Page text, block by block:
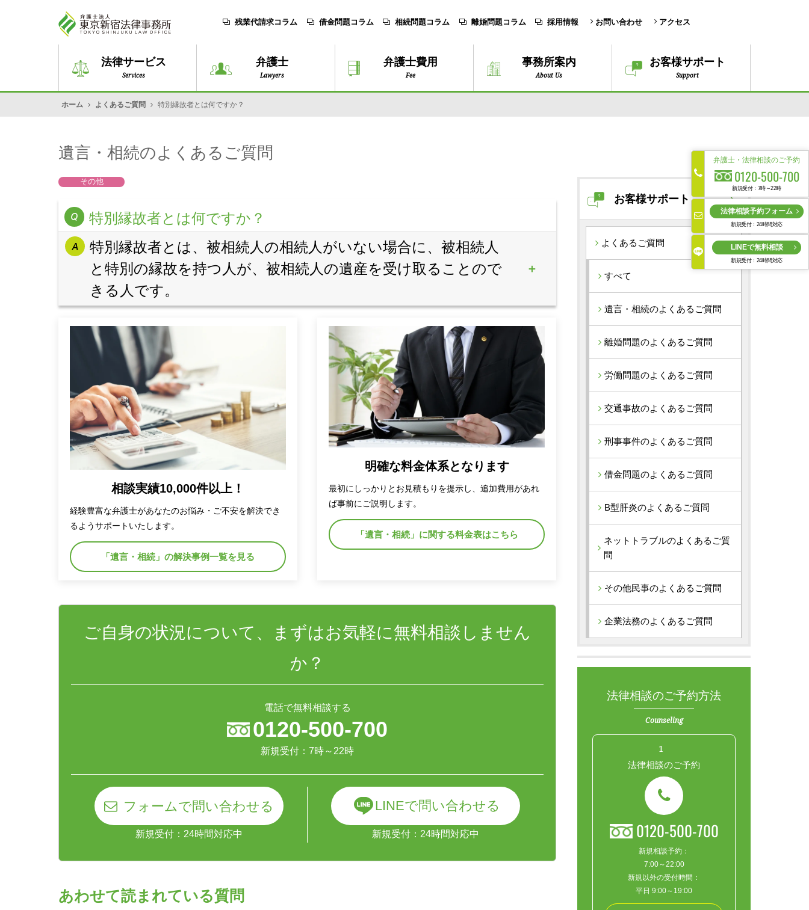
残業代請求コラム 借金問題コラム 相続問題コラム 離婚問題コラム 採用情報 お問い合わせ アクセス
法律サービス
Services
弁護士
Lawyers
弁護士費用
Fee
事務所案内
About Us
お客様サポート
Support
ホーム よくあるご質問 特別縁故者とは何ですか？
遺言・相続のよくあるご質問
その他
特別縁故者とは何ですか？
特別縁故者とは、被相続人の相続人がいない場合に、被相続人
と特別の縁故を持つ人が、被相続人の遺産を受け取ることので
きる人です。
相談実績10,000件以上！
経験豊富な弁護士があなたのお悩み・ご不安を解決でき
るようサポートいたします。
「遺言・相続」の解決事例一覧を見る
明確な料金体系となります
最初にしっかりとお見積もりを提示し、追加費用があれ
ば事前にご説明します。
「遺言・相続」に関する料金表はこちら
ご自身の状況について、まずはお気軽に無料相談しません
か？
電話で無料相談する
0120-500-700
新規受付：7時～22時
フォームで問い合わせる
新規受付：24時間対応中
LINEで問い合わせる
新規受付：24時間対応中
あわせて読まれている質問
お客様サポート
よくあるご質問
すべて
遺言・相続のよくあるご質問
離婚問題のよくあるご質問
労働問題のよくあるご質問
交通事故のよくあるご質問
刑事事件のよくあるご質問
借金問題のよくあるご質問
B型肝炎のよくあるご質問
ネットトラブルのよくあるご質
問
その他民事のよくあるご質問
企業法務のよくあるご質問
法律相談のご予約方法
Counseling
1
法律相談のご予約
0120-500-700
新規相談予約：
7:00～22:00
新規以外の受付時間：
平日 9:00～19:00
弁護士・法律相談のご予約
0120-500-700
新規受付：7時～22時
法律相談予約フォーム
新規受付：24時間対応
LINEで無料相談
新規受付：24時間対応